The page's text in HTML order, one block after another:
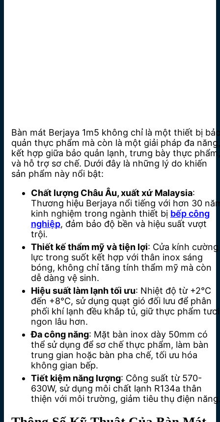
Bàn mát Berjaya 1m5 không chỉ là một thiết bị
quản thực phẩm mà còn là một giải pháp đa năng,
kết hợp giữa bảo quản lạnh, trưng bày thực phẩm,
và hỗ trợ sơ chế. Dưới đây là những lý do khiến
sản phẩm này nổi bật:
Chất lượng Châu Âu, xuất xứ Malaysia:
Thương hiệu Berjaya nổi tiếng với hơn 30
kinh nghiệm trong ngành thiết bị bếp công
nghiệp, đảm bảo độ bền và hiệu suất vượt
trội.
Thiết kế thẩm mỹ và tiện lợi: Cửa kính cường
lực trong suốt kết hợp với thân inox sáng
bóng, không chỉ tăng tính thẩm mỹ mà còn
dễ dàng vệ sinh.
Hiệu suất làm lạnh tối ưu: Nhiệt độ từ +2°C
đến +8°C, sử dụng quạt gió đối lưu để phân
phối khí lạnh đều khắp tủ, giữ thực phẩm tươi
ngon lâu hơn.
Đa công năng: Mặt bàn inox dày 50mm có
thể sử dụng để sơ chế thực phẩm, làm bàn
trung gian hoặc bàn pha chế, tối ưu hóa
không gian bếp.
Tiết kiệm năng lượng: Công suất từ 570-
630W, sử dụng môi chất lạnh R134a thân
thiện với môi trường, giảm tiêu thụ điện